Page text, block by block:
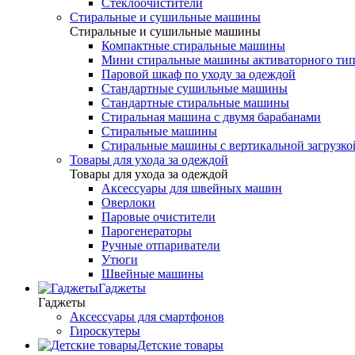
Стеклоочистители
Стиральные и сушильные машины
Стиральные и сушильные машины
Компактные стиральные машины
Мини стиральные машины активаторного
Паровой шкаф по уходу за одеждой
Стандартные сушильные машины
Стандартные стиральные машины
Стиральная машина с двумя барабанами
Стиральные машины
Стиральные машины с вертикальной
Товары для ухода за одеждой
Товары для ухода за одеждой
Аксессуары для швейных машин
Оверлоки
Паровые очистители
Парогенераторы
Ручные отпариватели
Утюги
Швейные машины
Гаджеты
Гаджеты
Аксессуары для смартфонов
Гироскутеры
Детские товары